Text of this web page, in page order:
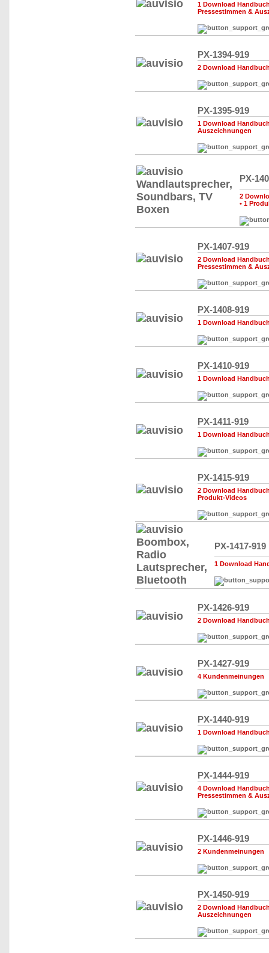
1 Download
Pressestimmen &
PX-1394-919
2 Download
PX-1395-919
1 Download
Auszeichnungen
PX-
2
• 1
PX-1407-919
2 Download
Pressestimmen &
PX-1408-919
1 Download
PX-1410-919
1 Download
PX-1411-919
1 Download
PX-1415-919
2 Download
Produkt-Videos
PX-1417-919
1 Download
PX-1426-919
2 Download
PX-1427-919
4 Kundenmeinungen
PX-1440-919
1 Download
PX-1444-919
4 Download
Pressestimmen &
PX-1446-919
2 Kundenmeinungen
PX-1450-919
2 Download
Auszeichnungen